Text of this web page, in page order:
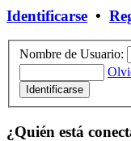
Identificarse •
Nombre de Usuario:
¿Quién está